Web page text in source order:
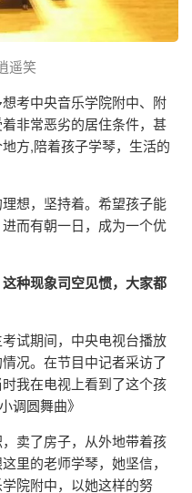
遥笑
考中央音乐学院附中、附
非常恶劣的居住条件，甚
方,陪着孩子学琴，生活的
想，坚持着。希望孩子能
而有朝一日，成为一个优
种现象司空见惯，大家都
试期间，中央电视台播放
况。在节目中记者采访了
我在电视上看到了这个孩
调圆舞曲》
卖了房子，从外地带着孩
里的老师学琴，她坚信，
院附中，以她这样的努